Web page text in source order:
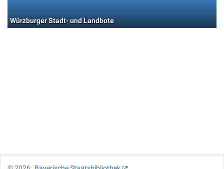
Würzburger Stadt- und Landbote